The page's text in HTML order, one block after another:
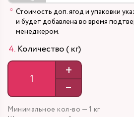
Стоимость доп. ягод и упаковки
и будет добавлена во время
менеджером.
Количество ( кг)
+
–
Минимальное кол-во — 1 кг